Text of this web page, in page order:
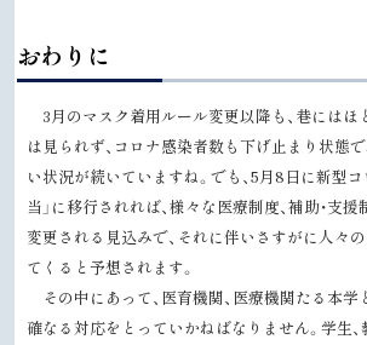
ッ
おわりに
3月のマスク着用ルール変更以降も、巷にはほ
は見られず、コロナ感染者数も下げ止まり状態
い状況が続いていますね。でも、5月8日に新型
当」に移行されれば、様々な医療制度、補助・支
変更される見込みで、それに伴いさすがに人々
てくると予想されます。
その中にあって、医育機関、医療機関たる本学
確なる対応をとっていかねばなりません。学生、